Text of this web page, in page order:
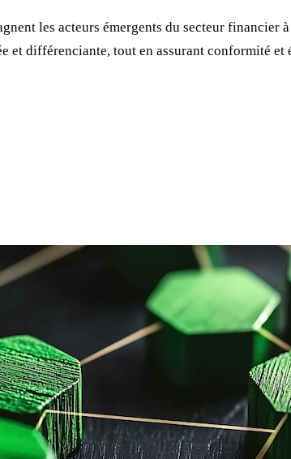
les acteurs émergents du secteur
et différenciante, tout en assurant conformité